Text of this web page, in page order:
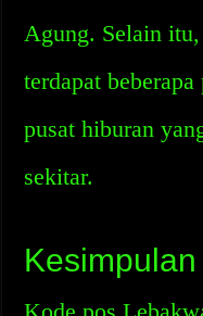
Agung. Selain
terdapat
pusat hiburan
sekitar.
Kesimpulan